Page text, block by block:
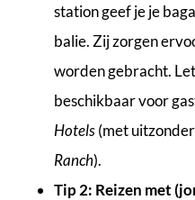
station geef je je
balie. Zij zorgen
worden gebracht.
beschikbaar voor
Hotels(met
Ranch).
Tip 2: Reizen met